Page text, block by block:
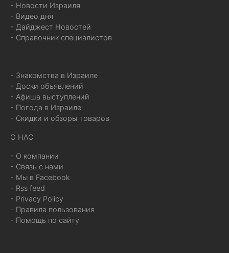
- Новости Израиля
- Видео дня
- Дайджест Новостей
- Справочник специалистов
- Знакомства в Израиле
- Доски объявлений
- Афиша выступлений
- Погода в Израиле
- Скидки и обзоры товаров
О НАС
- О компании
- Связь с нами
- Мы в Facebook
- Rss feed
- Privacy Policy
- Правила пользования
- Помощь по сайту